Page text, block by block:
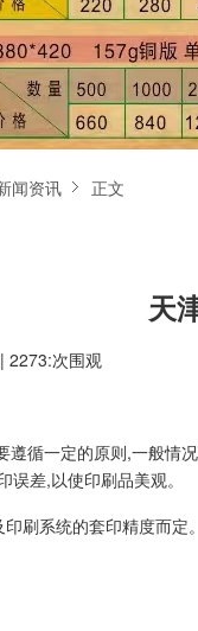
闻资讯 正文
天
2273:次围观
循一定的原则,一般情
差,以使印刷品美观。
刷系统的套印精度而